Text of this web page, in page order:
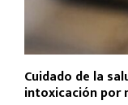
Cuidado de la
intoxicación por